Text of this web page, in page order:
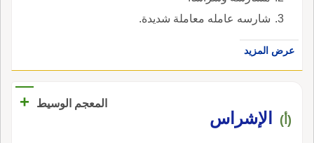
شارسه عامله معاملة شديدة.
عرض المزيد
المعجم الوسيط +
(أ) الإشراس